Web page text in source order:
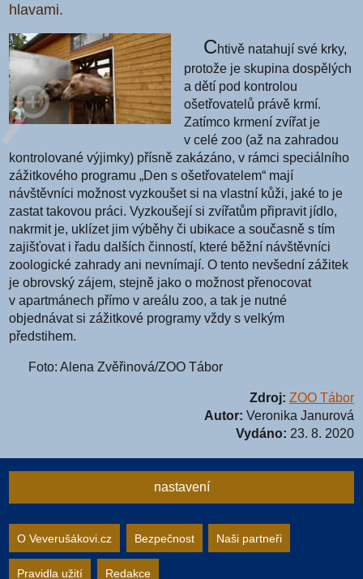
hlavami.
Chtivě natahují své krky,
protože je skupina dospělých
a dětí pod kontrolou
ošetřovatelů právě krmí.
Zatímco krmení zvířat je
v celé zoo (až na zahradou
kontrolované výjimky) přísně zakázáno, v rámci speciálního
zážitkového programu „Den s ošetřovatelem“ mají
návštěvníci možnost vyzkoušet si na vlastní kůži, jaké to je
zastat takovou práci. Vyzkoušejí si zvířatům připravit jídlo,
nakrmit je, uklízet jim výběhy či ubikace a současně s tím
zajišťovat i řadu dalších činností, které běžní návštěvníci
zoologické zahrady ani nevnímají. O tento nevšední zážitek
je obrovský zájem, stejně jako o možnost přenocovat
v apartmánech přímo v areálu zoo, a tak je nutné
objednávat si zážitkové programy vždy s velkým
předstihem.
Foto: Alena Zvěřinová/ZOO Tábor
Zdroj: ZOO Tábor
Autor: Veronika Janurová
Vydáno: 23. 8. 2020
nastavení
Nastavení webu
O Veverušákovi.cz Bezpečnost Naši partneři
Pravidla užití Redakce